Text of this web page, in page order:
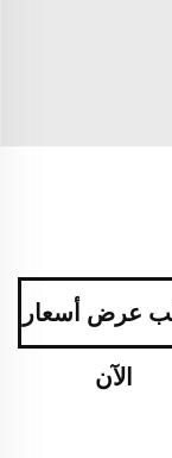
عرض أسعار
الآن